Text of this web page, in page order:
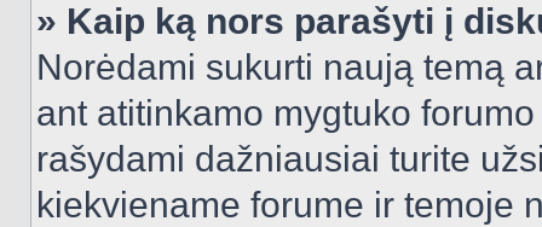
» Kaip ką nors parašyti į
Norėdami sukurti naują temą
ant atitinkamo mygtuko
rašydami dažniausiai turite
kiekviename forume ir temoje